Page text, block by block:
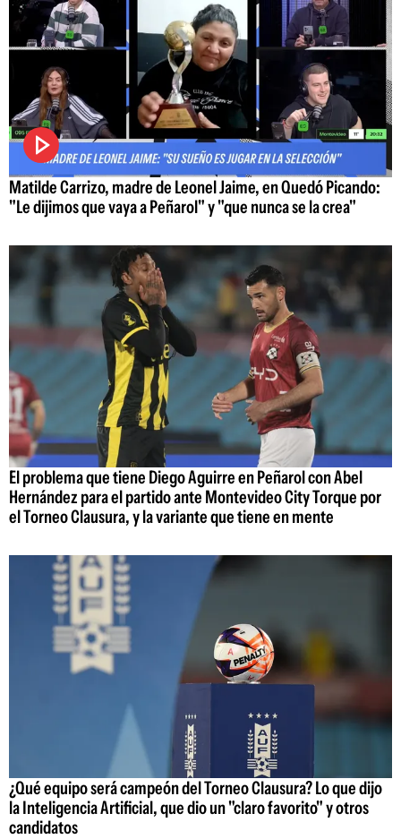
Matilde Carrizo, madre de Leonel Jaime, en Quedó Picando:
"Le dijimos que vaya a Peñarol" y "que nunca se la crea"
El problema que tiene Diego Aguirre en Peñarol con Abel
Hernández para el partido ante Montevideo City Torque por
el Torneo Clausura, y la variante que tiene en mente
¿Qué equipo será campeón del Torneo Clausura? Lo que dijo
la Inteligencia Artificial, que dio un "claro favorito" y otros
candidatos